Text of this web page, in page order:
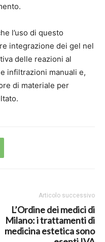
l’uso di questo
integrazione dei gel nel
delle reazioni al
infiltrazioni manuali e,
di materiale per
Articolo successivo
L’Ordine dei medici di
Milano: i trattamenti di
medicina estetica sono